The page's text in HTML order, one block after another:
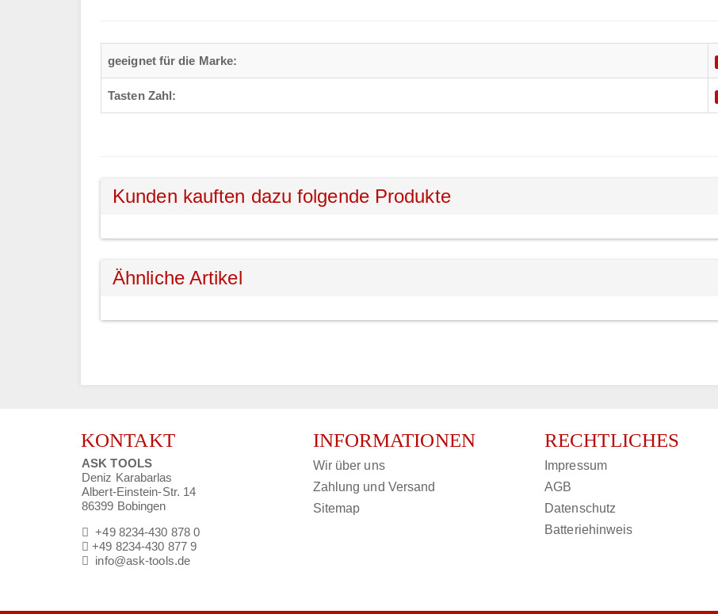
geeignet für die Marke:
Tasten Zahl:
Kunden kauften dazu folgende Produkte
Ähnliche Artikel
KONTAKT
ASK TOOLS
Deniz Karabarlas
Albert-Einstein-Str. 14
86399 Bobingen
+49 8234-430 878 0
+49 8234-430 877 9
info@ask-tools.de
INFORMATIONEN
Wir über uns
Zahlung und Versand
Sitemap
RECHTLICHES
Impressum
AGB
Datenschutz
Batteriehinweis